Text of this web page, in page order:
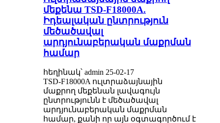
մեքենա TSD-F18000A.
Իդեալական ընտրություն
մեծածավալ
արդյունաբերական մաքրման
համար
հեղինակ՝ admin 25-02-17
TSD-F18000A ուլտրաձայնային
մաքրող մեքենան լավագույն
ընտրությունն է մեծածավալ
արդյունաբերական մաքրման
համար, քանի որ այն օգտագործում է